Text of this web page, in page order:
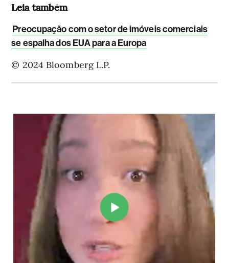
Leia também
Preocupação com o setor de imóveis comerciais
se espalha dos EUA para a Europa
© 2024 Bloomberg L.P.